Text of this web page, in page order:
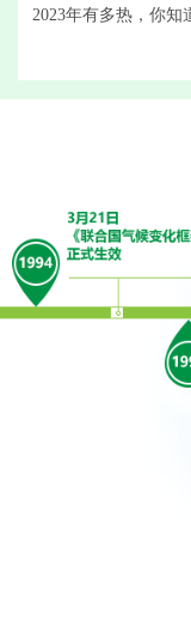
2023年有多热，你知